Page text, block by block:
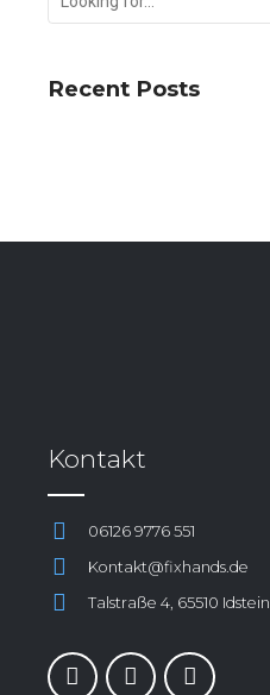
Recent Posts
Kontakt
06126 9776 551
Kontakt@fixhands.de
Talstraße 4, 65510 Idstein